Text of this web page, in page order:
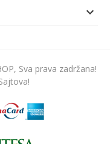

Sva prava zadržana!